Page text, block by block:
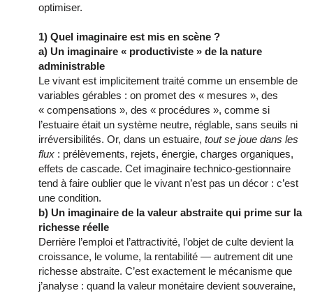
optimiser.
1) Quel imaginaire est mis en scène ?
a) Un imaginaire « productiviste » de la nature
administrable
Le vivant est implicitement traité comme un ensemble de
variables gérables : on promet des « mesures », des
« compensations », des « procédures », comme si
l’estuaire était un système neutre, réglable, sans seuils ni
irréversibilités. Or, dans un estuaire, tout se joue dans les
flux : prélèvements, rejets, énergie, charges organiques,
effets de cascade. Cet imaginaire technico-gestionnaire
tend à faire oublier que le vivant n’est pas un décor : c’est
une condition.
b) Un imaginaire de la valeur abstraite qui prime sur la
richesse réelle
Derrière l’emploi et l’attractivité, l’objet de culte devient la
croissance, le volume, la rentabilité — autrement dit une
richesse abstraite. C’est exactement le mécanisme que
j’analyse : quand la valeur monétaire devient souveraine,